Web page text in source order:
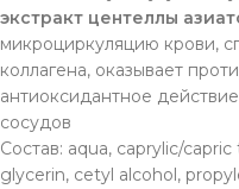
экстракт центеллы
микроциркуляцию крови,
коллагена, оказывает
антиоксидантное
сосудов
Состав: aqua, caprylic/
glycerin, cetyl alcohol,